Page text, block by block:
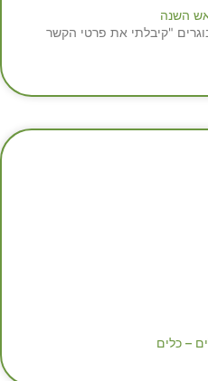
השנה
"קיבלתי את פרטי הקשר
– כלים